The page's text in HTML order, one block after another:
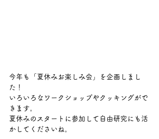
今年も「夏休みお楽しみ会」を企画しまし
た！
いろいろなワークショップやクッキングがで
きます。
夏休みのスタートに参加して自由研究にも活
かしてくださいね。